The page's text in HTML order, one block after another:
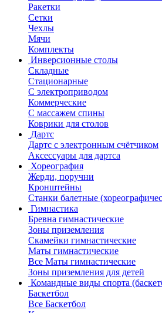
Ракетки
Сетки
Чехлы
Мячи
Комплекты
Инверсионные столы
Складные
Стационарные
С электроприводом
Коммерческие
С массажем спины
Коврики для столов
Дартс
Дартс с электронным счётчиком
Аксессуары для дартса
Хореография
Жерди, поручни
Кронштейны
Станки балетные
Гимнастика
Бревна гимнастические
Зоны приземления
Скамейки гимнастические
Маты гимнастические
Все Маты гимнастические
Зоны приземления для детей
Командные виды спорта
Баскетбол
Все Баскетбол